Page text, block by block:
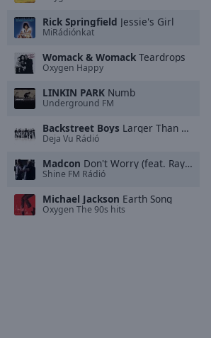
Rick Springfield Jessie's Girl
MiRádiónkat
Womack & Womack Teardrops
Oxygen Happy
LINKIN PARK Numb
Underground FM
Backstreet Boys Larger Than Life
Deja Vu Rádió
Madcon Don't Worry (feat. Ray Dalton)
Shine FM Rádió
Michael Jackson Earth Song
Oxygen The 90s hits